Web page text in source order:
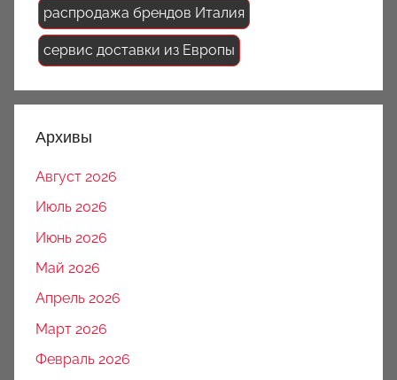
распродажа брендов Италия
сервис доставки из Европы
Архивы
Август 2026
Июль 2026
Июнь 2026
Май 2026
Апрель 2026
Март 2026
Февраль 2026